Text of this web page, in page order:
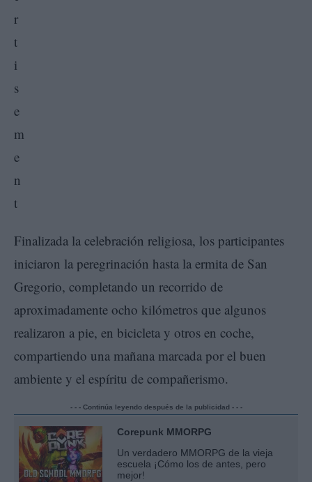
Finalizada la celebración religiosa, los participantes
iniciaron la peregrinación hasta la ermita de San
Gregorio, completando un recorrido de
aproximadamente ocho kilómetros que algunos
realizaron a pie, en bicicleta y otros en coche,
compartiendo una mañana marcada por el buen
ambiente y el espíritu de compañerismo.
- - - Continúa leyendo después de la publicidad - - -
Corepunk MMORPG
Un verdadero MMORPG de la vieja
escuela ¡Cómo los de antes, pero
mejor!